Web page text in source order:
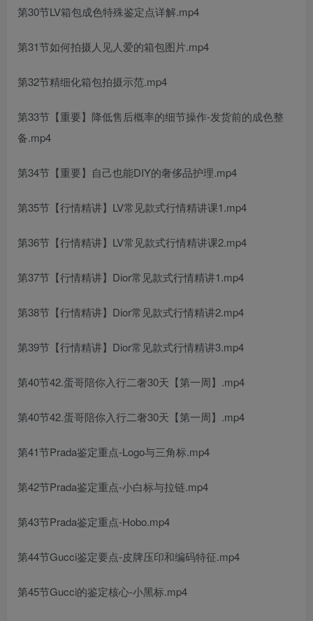
第30节LV箱包成色特殊鉴定点详解.mp4
第31节如何拍摄人见人爱的箱包图片.mp4
第32节精细化箱包拍摄示范.mp4
第33节【重要】降低售后概率的细节操作-发货前的成色整
备.mp4
第34节【重要】自己也能DIY的奢侈品护理.mp4
第35节【行情精讲】LV常见款式行情精讲课1.mp4
第36节【行情精讲】LV常见款式行情精讲课2.mp4
第37节【行情精讲】Dior常见款式行情精讲1.mp4
第38节【行情精讲】Dior常见款式行情精讲2.mp4
第39节【行情精讲】Dior常见款式行情精讲3.mp4
第40节42.蛋哥陪你入行二奢30天【第一周】.mp4
第40节42.蛋哥陪你入行二奢30天【第一周】.mp4
第41节Prada鉴定重点-Logo与三角标.mp4
第42节Prada鉴定重点-小白标与拉链.mp4
第43节Prada鉴定重点-Hobo.mp4
第44节Gucci鉴定要点-皮牌压印和编码特征.mp4
第45节Gucci的鉴定核心-小黑标.mp4